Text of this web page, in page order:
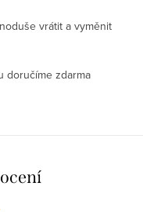
Chlapecká obuv se
Teplá chlapecká obuv
vrátit a vyměnit
doručíme zdarma